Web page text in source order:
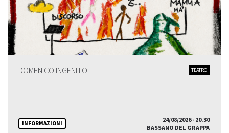
DOMENICO INGENITO TEATRO
INFORMAZIONI
24/08/2026 - 20.30
BASSANO DEL GRAPPA